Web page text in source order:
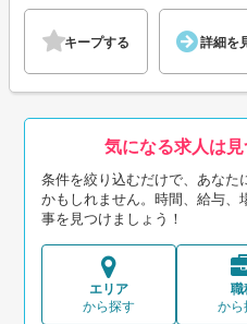
キープする 詳細を
気になる求人は
条件を絞り込むだけで、あなた
かもしれません。時間、給与
事を見つけましょう！
エリア
から探す
職
から